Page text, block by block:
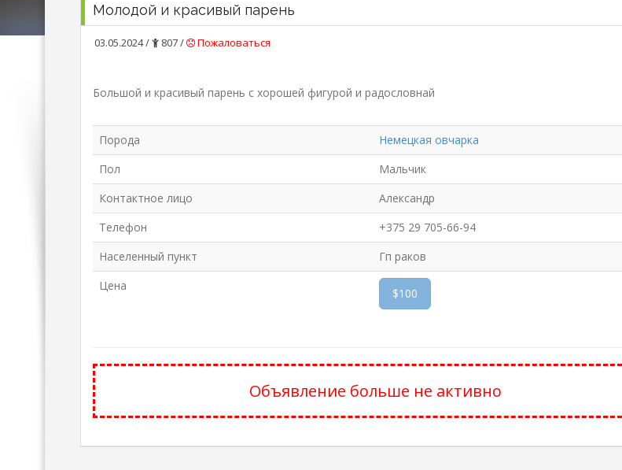
Молодой и красивый парень
03.05.2024 / 807 / Пожаловаться
Большой и красивый парень с хорошей фигурой и радословнай
Порода
Немецкая овчарка
Пол
Мальчик
Контактное лицо
Александр
Телефон
+375 29 705-66-94
Населенный пункт
Гп раков
Цена
$100
Объявление больше не активно